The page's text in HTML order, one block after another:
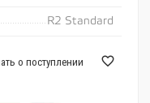
R2 Standard
о поступлении